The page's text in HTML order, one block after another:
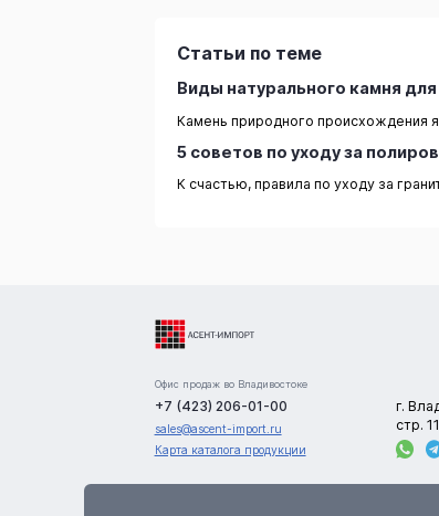
Статьи по теме
Виды натурального камня
Камень природного происхождения
5 советов по уходу за
К счастью, правила по уходу за
Офис продаж во Владивостоке
+7 (423) 206-01-00
sales@ascent-import.ru
Карта каталога продукции
г.
стр. 11